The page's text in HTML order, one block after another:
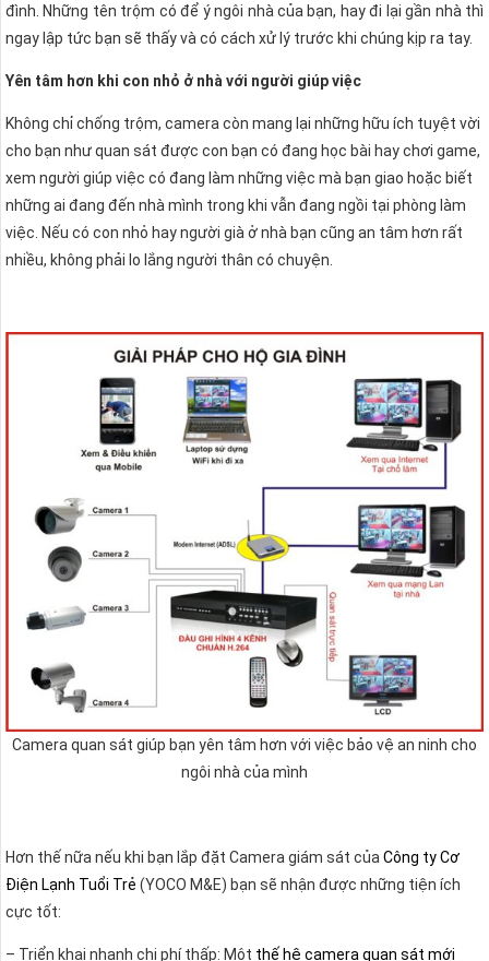
đình. Những tên trộm có để ý ngôi nhà của bạn, hay đi lại gần nhà thì
ngay lập tức bạn sẽ thấy và có cách xử lý trước khi chúng kịp ra tay.
Yên tâm hơn khi con nhỏ ở nhà với người giúp việc
Không chỉ chống trộm, camera còn mang lại những hữu ích tuyệt vời
cho bạn như quan sát được con bạn có đang học bài hay chơi game,
xem người giúp việc có đang làm những việc mà bạn giao hoặc biết
những ai đang đến nhà mình trong khi vẫn đang ngồi tại phòng làm
việc. Nếu có con nhỏ hay người già ở nhà bạn cũng an tâm hơn rất
nhiều, không phải lo lắng người thân có chuyện.
Camera quan sát giúp bạn yên tâm hơn với việc bảo vệ an ninh cho
ngôi nhà của mình
Hơn thế nữa nếu khi bạn lắp đặt Camera giám sát của Công ty Cơ
Điện Lạnh Tuổi Trẻ (YOCO M&E) bạn sẽ nhận được những tiện ích
cực tốt:
– Triển khai nhanh chi phí thấp: Một thế hệ camera quan sát mới